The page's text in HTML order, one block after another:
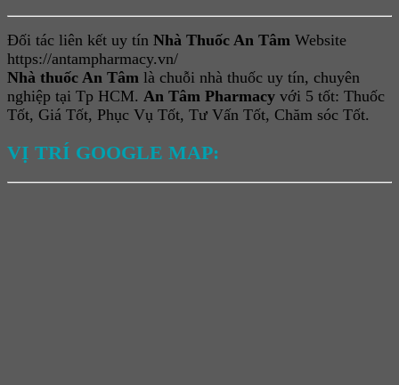
Đối tác liên kết uy tín Nhà Thuốc An Tâm Website
https://antampharmacy.vn/
Nhà thuốc An Tâm là chuỗi nhà thuốc uy tín, chuyên
nghiệp tại Tp HCM. An Tâm Pharmacy với 5 tốt: Thuốc
Tốt, Giá Tốt, Phục Vụ Tốt, Tư Vấn Tốt, Chăm sóc Tốt.
VỊ TRÍ GOOGLE MAP: